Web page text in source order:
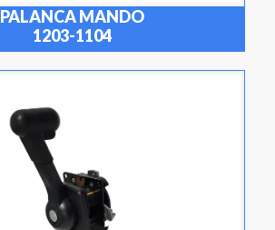
PALANCA MANDO
1203-1104